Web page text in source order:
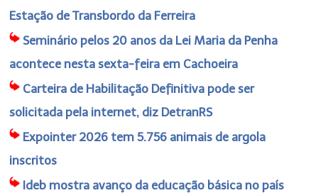
Estação de Transbordo da Ferreira
Seminário pelos 20 anos da Lei Maria da Penha
acontece nesta sexta-feira em Cachoeira
Carteira de Habilitação Definitiva pode ser
solicitada pela internet, diz DetranRS
Expointer 2026 tem 5.756 animais de argola
inscritos
Ideb mostra avanço da educação básica no país